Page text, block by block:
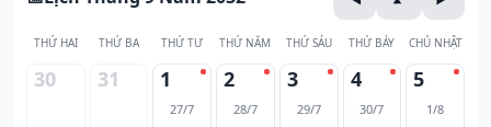
THỨ HAI THỨ BA THỨ TƯ THỨ NĂM THỨ SÁU THỨ BẢY CHỦ NHẬT
30 31 1
27/7
2
28/7
3
29/7
4
30/7
5
1/8